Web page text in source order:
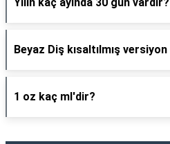
Beyaz Diş kısaltılmış
1 oz kaç ml'dir?